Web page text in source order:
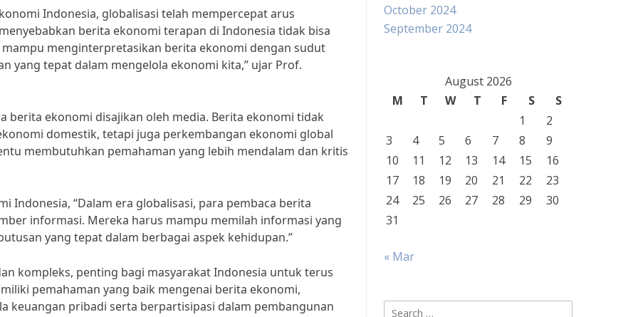
Indonesia, globalisasi telah mempercepat arus
berita ekonomi terapan di Indonesia tidak bisa
menginterpretasikan berita ekonomi dengan sudut
yang tepat dalam mengelola ekonomi kita,” ujar Prof.
berita ekonomi disajikan oleh media. Berita ekonomi tidak
domestik, tetapi juga perkembangan ekonomi global
membutuhkan pemahaman yang lebih mendalam dan kritis
Indonesia, “Dalam era globalisasi, para pembaca berita
informasi. Mereka harus mampu memilah informasi yang
yang tepat dalam berbagai aspek kehidupan.”
kompleks, penting bagi masyarakat Indonesia untuk terus
pemahaman yang baik mengenai berita ekonomi,
keuangan pribadi serta berpartisipasi dalam pembangunan
October 2024
September 2024
August 2026
M
T W T F S
S
1
2
3
4 5 6 7 8
9
10
11 12 13 14 15
16
17
18 19 20 21 22
23
24
25 26 27 28 29
30
31
« Mar
Search